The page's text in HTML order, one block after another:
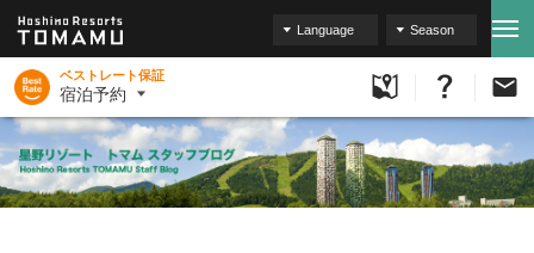
Language Season
ベストレート保証
宿泊予約